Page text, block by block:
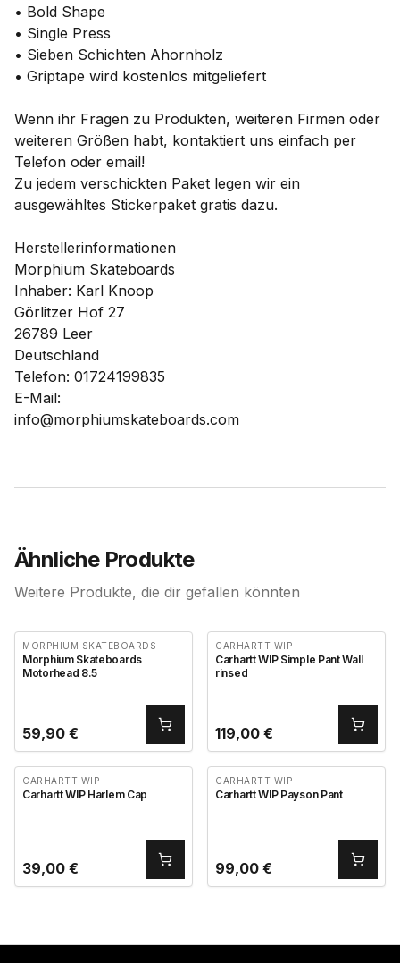
• Bold Shape
• Single Press
• Sieben Schichten Ahornholz
• Griptape wird kostenlos mitgeliefert
Wenn ihr Fragen zu Produkten, weiteren Firmen oder
weiteren Größen habt, kontaktiert uns einfach per
Telefon oder email!
Zu jedem verschickten Paket legen wir ein
ausgewähltes Stickerpaket gratis dazu.
Herstellerinformationen
Morphium Skateboards
Inhaber: Karl Knoop
Görlitzer Hof 27
26789 Leer
Deutschland
Telefon: 01724199835
E-Mail:
info@morphiumskateboards.com
Ähnliche Produkte
Weitere Produkte, die dir gefallen könnten
MORPHIUM SKATEBOARDS
Morphium Skateboards
Motorhead 8.5
59,90 €
CARHARTT WIP
Carhartt WIP Simple Pant Wall
rinsed
119,00 €
CARHARTT WIP
Carhartt WIP Harlem Cap
39,00 €
CARHARTT WIP
Carhartt WIP Payson Pant
99,00 €